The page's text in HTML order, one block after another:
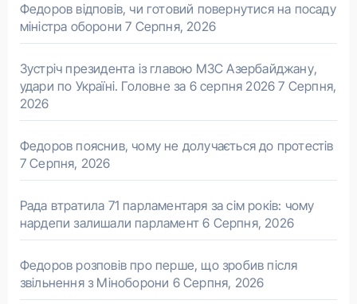
Федоров відповів, чи готовий повернутися на посаду
міністра оборони 7 Серпня, 2026
Зустріч президента із главою МЗС Азербайджану,
удари по Україні. Головне за 6 серпня 2026 7 Серпня,
2026
Федоров пояснив, чому не долучається до протестів
7 Серпня, 2026
Рада втратила 71 парламентаря за сім років: чому
нардепи залишали парламент 6 Серпня, 2026
Федоров розповів про перше, що зробив після
звільнення з Міноборони 6 Серпня, 2026